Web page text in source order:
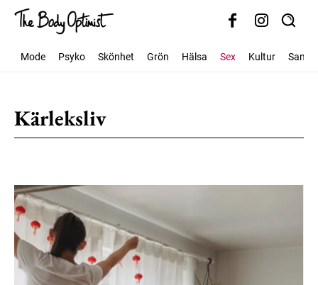
Mode Psyko Skönhet Grön Hälsa Sex Kultur
Kärleksliv